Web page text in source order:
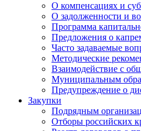
О компенсациях и
О задолженности и
Программа
Предложения о
Часто задаваемые
Методические
Взаимодействие с
Муниципальным
Предупреждение о
Закупки
Подрядным
Отборы российских